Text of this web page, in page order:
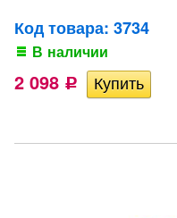
Код товара: 3734
В наличии
2 098 Р